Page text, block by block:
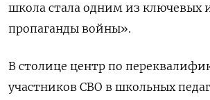
школа стала одним из ключевых
пропаганды войны».
В столице центр по
участников СВО в школьных